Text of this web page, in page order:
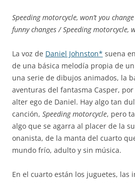
Speeding motorcycle, won’t you
funny changes / Speeding motorcycle,
La voz de Daniel Johnston* suena
de una básica melodía propia de
una serie de dibujos animados, la
aventuras del fantasma Casper,
alter ego de Daniel. Hay algo tan
canción, Speeding motorcycle, pero
algo que se agarra al placer de la
onanista, de la manta del cuarto
mundo frío, adulto y sin música.
En el cuarto están los juguetes, las